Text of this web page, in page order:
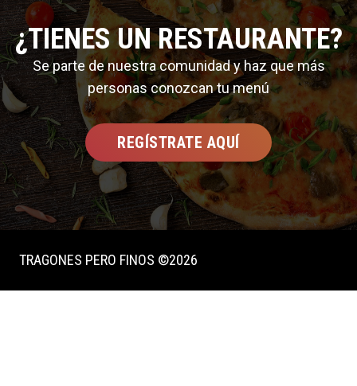
¿TIENES UN RESTAURANTE?
Se parte de nuestra comunidad y haz que más
personas conozcan tu menú
REGÍSTRATE AQUÍ
TRAGONES PERO FINOS ©2026